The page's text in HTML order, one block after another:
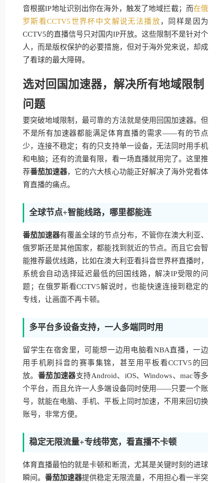
音根据IP地址识别出你在海外，触发了地域拦截；而在俄
罗斯看CCTV5世界杯中文解说无法播放，同样是因为
CCTV5的直播信号只对国内IP开放。这些限制不是针对个
人，而是版权保护的必要措施，但对于海外党来说，却成
了看球的最大障碍。
选对回国加速器，解决所有地域限制
问题
要突破地域限制，最可靠的方法就是使用回国加速器。但
不是所有加速器都能满足体育直播的需求——有的节点
少，连接不稳定；有的只支持单一设备，无法同时用手机
和电脑；还有的流量有限，看一场直播就用完了。这里推
荐番茄加速器，它的六大核心功能正好解决了海外党看体
育直播的痛点。
全球节点+智能线路，哪里都能连
番茄加速器有覆盖全球的节点分布，不管你在澳大利亚、
俄罗斯还是其他国家，都能找到就近的节点。而且它会智
能推荐最优线路，比如在澳大利亚看抖音世界杯直播时，
系统会自动选择延迟最低的回国线路，解决IP受限的问
题；在俄罗斯看CCTV5解说时，也能快速连接到稳定的
专线，让画面不再卡顿。
多平台多设备支持，一人多端同时用
留学生在宿舍里，可能想一边用电脑看NBA直播，一边
用手机刷抖音的赛事集锦，甚至用平板看CCTV5的回
放。 番茄加速器支持Android、iOS、Windows、mac等多
个平台，而且允许一人多端设备同时使用——只要一个账
号，就能在电脑、手机、平板上同时加速，不用来回切换
账号，非常方便。
稳定无限流量+专线带宽，看直播不卡顿
体育直播最怕的就是卡顿和断流，尤其是关键时刻的进球
瞬间。番茄加速器提供稳定无限流量，不用担心看一半突